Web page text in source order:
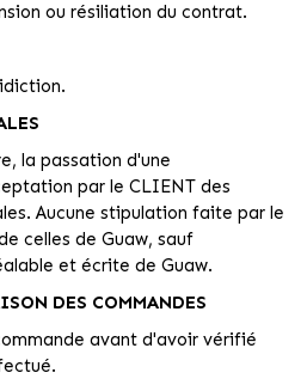
ou résiliation du contrat.
la passation d'une
par le CLIENT des
Aucune stipulation faite par le
celles de Guaw, sauf
et écrite de Guaw.
DES COMMANDES
avant d'avoir vérifié